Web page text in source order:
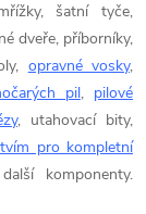
šatní tyče,
dveře, příborníky,
opravné vosky,
pil, pilové
, utahovací bity,
pro kompletní
komponenty.